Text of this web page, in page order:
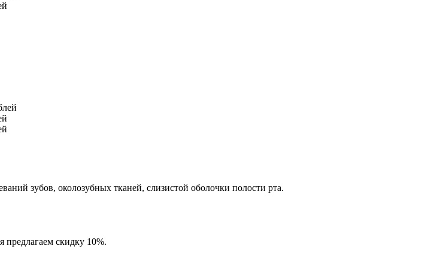
зубов, околозубных тканей, слизистой оболочки полости рта.
скидку 10%.